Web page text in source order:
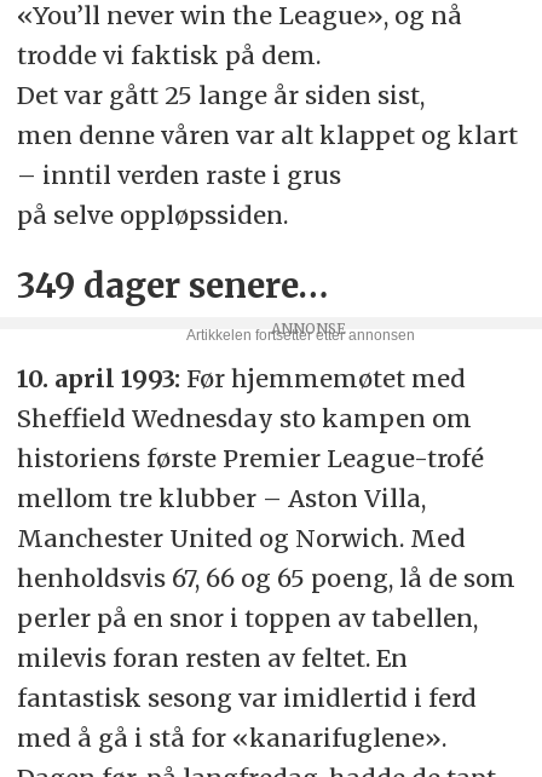
«You’ll never win the League», og nå
trodde vi faktisk på dem.
Det var gått 25 lange år siden sist,
men denne våren var alt klappet og klart
– inntil verden raste i grus
på selve oppløpssiden.
349 dager senere…
10. april 1993: Før hjemmemøtet med
Sheffield Wednesday sto kampen om
historiens første Premier League-trofé
mellom tre klubber – Aston Villa,
Manchester United og Norwich. Med
henholdsvis 67, 66 og 65 poeng, lå de som
perler på en snor i toppen av tabellen,
milevis foran resten av feltet. En
fantastisk sesong var imidlertid i ferd
med å gå i stå for «kanarifuglene».